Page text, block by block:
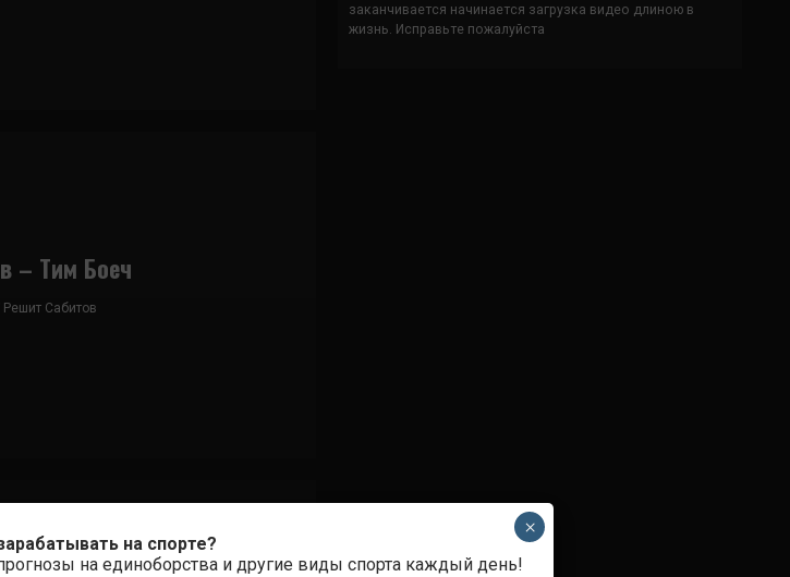
– Тим Боеч
Решит Сабитов
заканчивается начинается загрузка видео длиною в
жизнь. Исправьте пожалуйста
на спорте?
на единоборства и другие виды спорта каждый день!
×